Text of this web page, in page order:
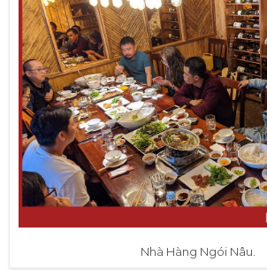
Nhà Hàng Ngói Nâu.